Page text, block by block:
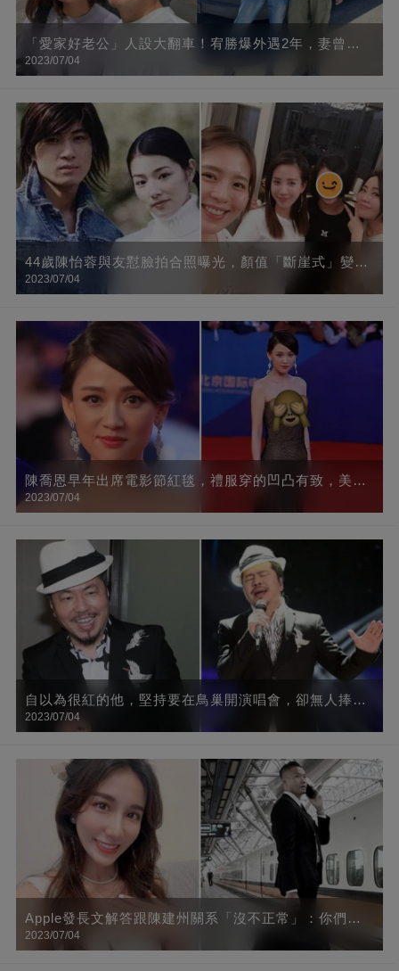
「愛家好老公」人設大翻車！宥勝爆外遇2年，妻曾認
2023/07/04
44歲陳怡蓉與友懟臉拍合照曝光，顏值「斷崖式」變化
讓人認不出：昔日女神竟成路人臉！
2023/07/04
陳喬恩早年出席電影節紅毯，禮服穿的凹凸有致，美得
一點不像70后
2023/07/04
自以為很紅的他，堅持要在鳥巢開演唱會，卻無人捧場
「賠千萬豪宅」
2023/07/04
Apple發長文解答跟陳建州關系「沒不正常」：你們抹
黑的是一個女生清白
2023/07/04